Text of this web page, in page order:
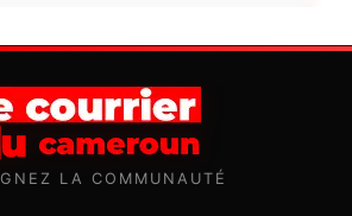
LA COMMUNAUTÉ